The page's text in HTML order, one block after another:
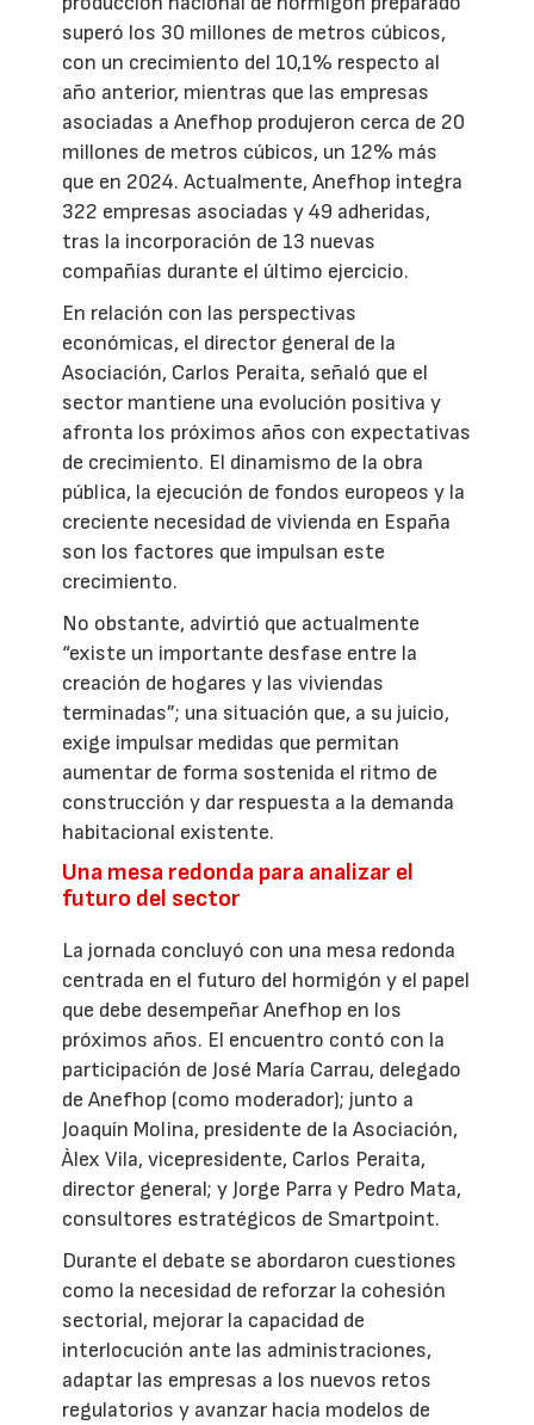
superó los 30 millones de metros cúbicos,
con un crecimiento del 10,1% respecto al
año anterior, mientras que las empresas
asociadas a Anefhop produjeron cerca de 20
millones de metros cúbicos, un 12% más
que en 2024. Actualmente, Anefhop integra
322 empresas asociadas y 49 adheridas,
tras la incorporación de 13 nuevas
compañías durante el último ejercicio.
En relación con las perspectivas
económicas, el director general de la
Asociación, Carlos Peraita, señaló que el
sector mantiene una evolución positiva y
afronta los próximos años con expectativas
de crecimiento. El dinamismo de la obra
pública, la ejecución de fondos europeos y la
creciente necesidad de vivienda en España
son los factores que impulsan este
crecimiento.
No obstante, advirtió que actualmente
“existe un importante desfase entre la
creación de hogares y las viviendas
terminadas”; una situación que, a su juicio,
exige impulsar medidas que permitan
aumentar de forma sostenida el ritmo de
construcción y dar respuesta a la demanda
habitacional existente.
Una mesa redonda para analizar el
futuro del sector
La jornada concluyó con una mesa redonda
centrada en el futuro del hormigón y el papel
que debe desempeñar Anefhop en los
próximos años. El encuentro contó con la
participación de José María Carrau, delegado
de Anefhop (como moderador); junto a
Joaquín Molina, presidente de la Asociación,
Àlex Vila, vicepresidente, Carlos Peraita,
director general; y Jorge Parra y Pedro Mata,
consultores estratégicos de Smartpoint.
Durante el debate se abordaron cuestiones
como la necesidad de reforzar la cohesión
sectorial, mejorar la capacidad de
interlocución ante las administraciones,
adaptar las empresas a los nuevos retos
regulatorios y avanzar hacia modelos de